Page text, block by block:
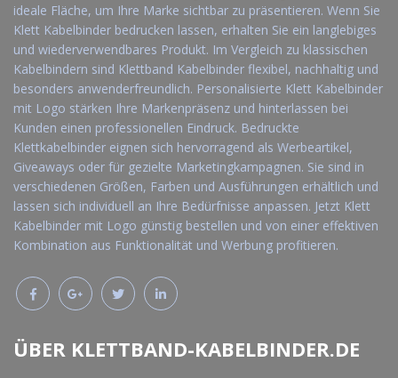
ideale Fläche, um Ihre Marke sichtbar zu präsentieren. Wenn Sie
Klett Kabelbinder bedrucken lassen, erhalten Sie ein langlebiges
und wiederverwendbares Produkt. Im Vergleich zu klassischen
Kabelbindern sind Klettband Kabelbinder flexibel, nachhaltig und
besonders anwenderfreundlich. Personalisierte Klett Kabelbinder
mit Logo stärken Ihre Markenpräsenz und hinterlassen bei
Kunden einen professionellen Eindruck. Bedruckte
Klettkabelbinder eignen sich hervorragend als Werbeartikel,
Giveaways oder für gezielte Marketingkampagnen. Sie sind in
verschiedenen Größen, Farben und Ausführungen erhältlich und
lassen sich individuell an Ihre Bedürfnisse anpassen. Jetzt Klett
Kabelbinder mit Logo günstig bestellen und von einer effektiven
Kombination aus Funktionalität und Werbung profitieren.
ÜBER KLETTBAND-KABELBINDER.DE